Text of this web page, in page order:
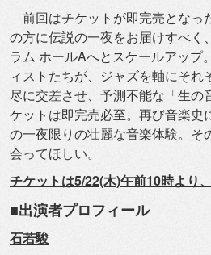
前回はチケットが即完売となっ
の方に伝説の一夜をお届けすべく、
ラム ホールAへとスケールアップ。
ィストたちが、 ジャズを軸にそれ
尽に交差させ、 予測不能な「生の
ケットは即完売必至。 再び音楽史
の一夜限りの壮麗な音楽体験。 そ
会ってほしい。
チケットは5/22(木)午前10時より
■出演者プロフィール
石若駿